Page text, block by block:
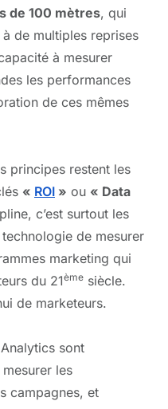
de 100 mètres, qui
de multiples reprises
à mesurer
les performances
de ces mêmes
principes restent les
« ROI » ou « Data
c’est surtout les
de mesurer
marketing qui
du 21ème siècle.
de marketeurs.
sont
les
campagnes, et